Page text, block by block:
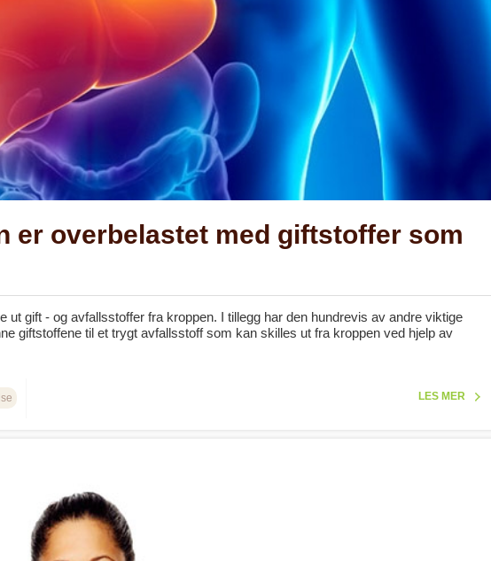
er overbelastet med giftstoffer som
ut gift - og avfallsstoffer fra kroppen. I tillegg har den hundrevis av andre viktige
giftstoffene til et trygt avfallsstoff som kan skilles ut fra kroppen ved hjelp av
LES MER